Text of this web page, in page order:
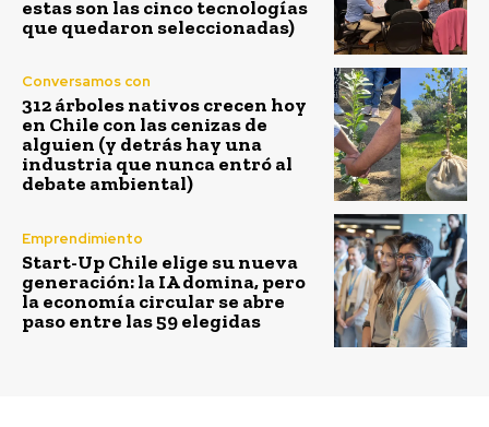
estas son las cinco tecnologías
que quedaron seleccionadas)
Conversamos con
312 árboles nativos crecen hoy
en Chile con las cenizas de
alguien (y detrás hay una
industria que nunca entró al
debate ambiental)
Emprendimiento
Start-Up Chile elige su nueva
generación: la IA domina, pero
la economía circular se abre
paso entre las 59 elegidas